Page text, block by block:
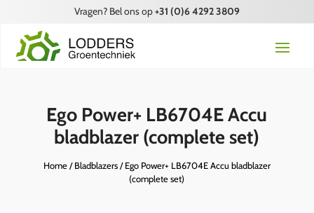
Vragen? Bel ons op+31 (0)6 4292 3809
Ego Power+ LB6704E Accu
bladblazer (complete set)
Home/Bladblazers/ Ego Power+ LB6704E Accu bladblazer
(complete set)